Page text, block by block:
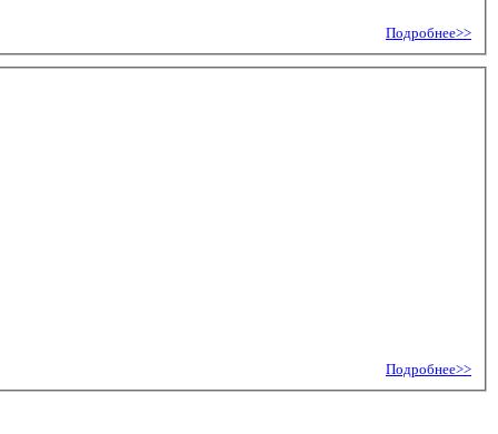
Подробнее>>
Подробнее>>